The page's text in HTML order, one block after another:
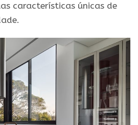
características únicas de